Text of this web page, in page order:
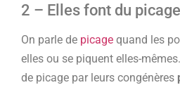
2 – Elles font du picage
On parle de picage quand les
elles ou se piquent elles-
de picage par leurs congénères